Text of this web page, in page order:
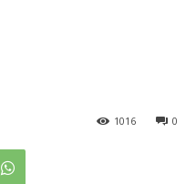
0
1016